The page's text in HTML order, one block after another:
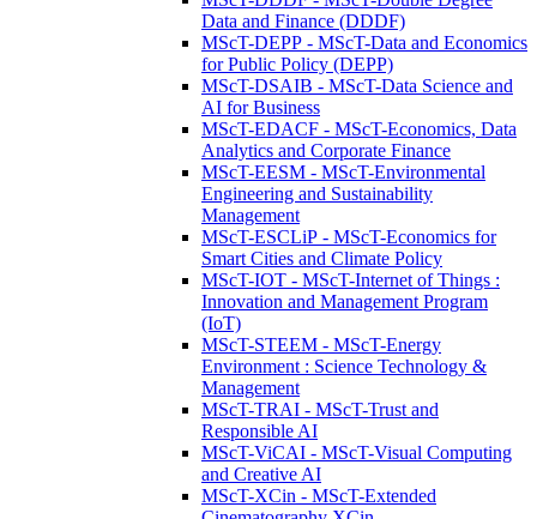
Data and Finance (DDDF)
MScT-DEPP - MScT-Data and Economics
for Public Policy (DEPP)
MScT-DSAIB - MScT-Data Science and
AI for Business
MScT-EDACF - MScT-Economics, Data
Analytics and Corporate Finance
MScT-EESM - MScT-Environmental
Engineering and Sustainability
Management
MScT-ESCLiP - MScT-Economics for
Smart Cities and Climate Policy
MScT-IOT - MScT-Internet of Things :
Innovation and Management Program
(IoT)
MScT-STEEM - MScT-Energy
Environment : Science Technology &
Management
MScT-TRAI - MScT-Trust and
Responsible AI
MScT-ViCAI - MScT-Visual Computing
and Creative AI
MScT-XCin - MScT-Extended